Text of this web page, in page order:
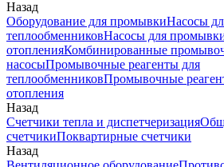
Назад
Оборудование для промывкиНасосы
теплообменниковНасосы для
отопленияКомбинированные
насосыПромывочные реагенты для
теплообменниковПромывочные
отопления
Назад
Счетчики тепла и диспетчеризация
счетчикиПоквартирные счетчики
Назад